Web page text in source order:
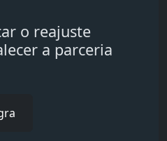
o reajuste
a parceria